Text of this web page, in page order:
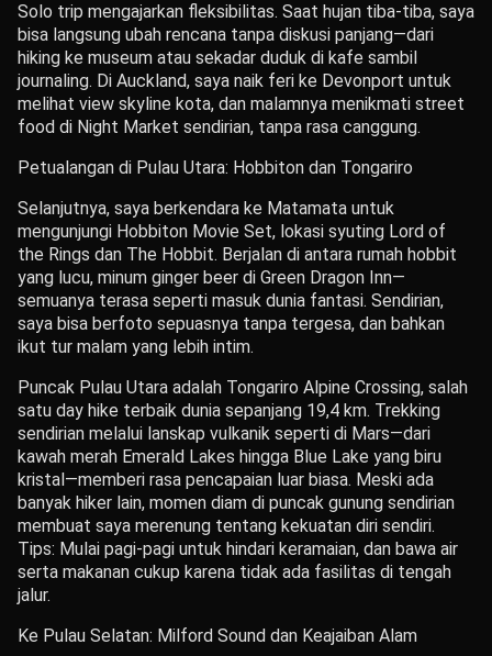
Solo trip mengajarkan fleksibilitas. Saat hujan tiba-tiba, saya
bisa langsung ubah rencana tanpa diskusi panjang—dari
hiking ke museum atau sekadar duduk di kafe sambil
journaling. Di Auckland, saya naik feri ke Devonport untuk
melihat view skyline kota, dan malamnya menikmati street
food di Night Market sendirian, tanpa rasa canggung.
Petualangan di Pulau Utara: Hobbiton dan Tongariro
Selanjutnya, saya berkendara ke Matamata untuk
mengunjungi Hobbiton Movie Set, lokasi syuting Lord of
the Rings dan The Hobbit. Berjalan di antara rumah hobbit
yang lucu, minum ginger beer di Green Dragon Inn—
semuanya terasa seperti masuk dunia fantasi. Sendirian,
saya bisa berfoto sepuasnya tanpa tergesa, dan bahkan
ikut tur malam yang lebih intim.
Puncak Pulau Utara adalah Tongariro Alpine Crossing, salah
satu day hike terbaik dunia sepanjang 19,4 km. Trekking
sendirian melalui lanskap vulkanik seperti di Mars—dari
kawah merah Emerald Lakes hingga Blue Lake yang biru
kristal—memberi rasa pencapaian luar biasa. Meski ada
banyak hiker lain, momen diam di puncak gunung sendirian
membuat saya merenung tentang kekuatan diri sendiri.
Tips: Mulai pagi-pagi untuk hindari keramaian, dan bawa air
serta makanan cukup karena tidak ada fasilitas di tengah
jalur.
Ke Pulau Selatan: Milford Sound dan Keajaiban Alam